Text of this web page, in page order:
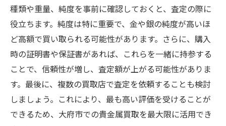
種類や重量、純度を事前に確認しておくと、査定の際に
役立ちます。純度は特に重要で、金や銀の純度が高いほ
ど高額で買い取られる可能性があります。さらに、購入
時の証明書や保証書があれば、これらを一緒に持参する
ことで、信頼性が増し、査定額が上がる可能性がありま
す。最後に、複数の買取店で査定を依頼することも検討
しましょう。これにより、最も高い評価を受けることが
できるため、大府市での貴金属買取を最大限に活用でき